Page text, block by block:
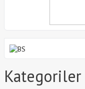
Kategoriler